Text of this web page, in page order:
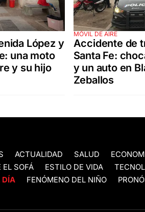
López y
una moto
y su hijo
MÓVIL DE AIRE
Accidente de
Santa Fe:
y un auto en
Zeballos
ACTUALIDAD SALUD
EL SOFÁ ESTILO DE VIDA
DÍA FENÓMENO DEL NIÑO